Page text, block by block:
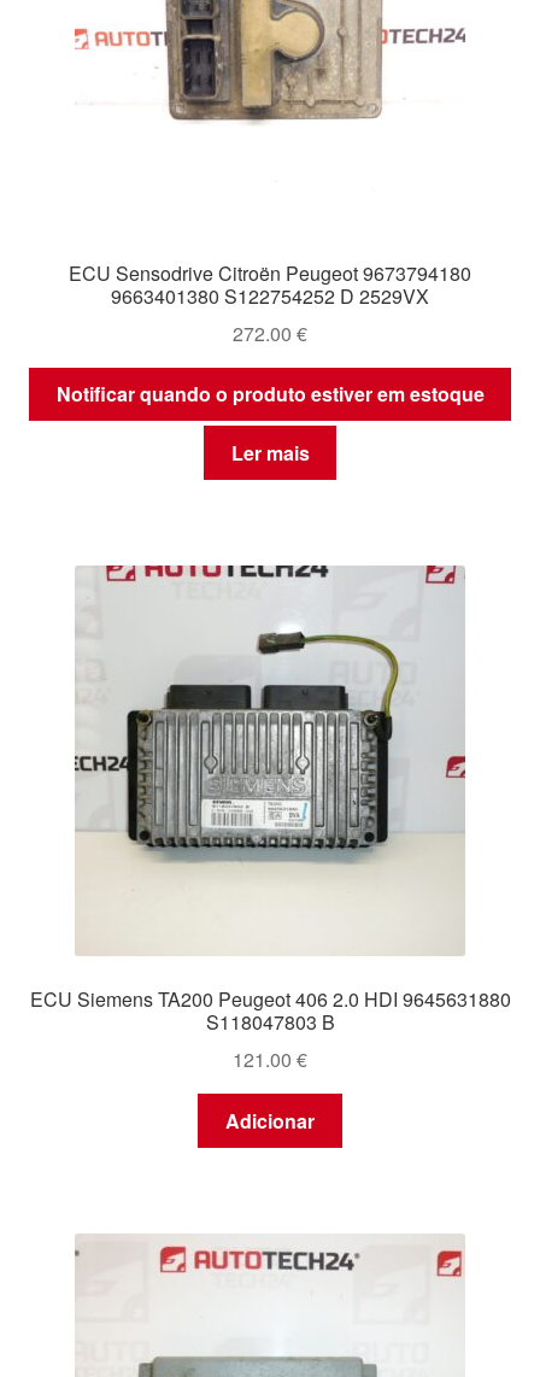
ECU Sensodrive Citroën Peugeot 9673794180
9663401380 S122754252 D 2529VX
272.00 €
Notificar quando o produto estiver em estoque
Ler mais
ECU Siemens TA200 Peugeot 406 2.0 HDI 9645631880
S118047803 B
121.00 €
Adicionar